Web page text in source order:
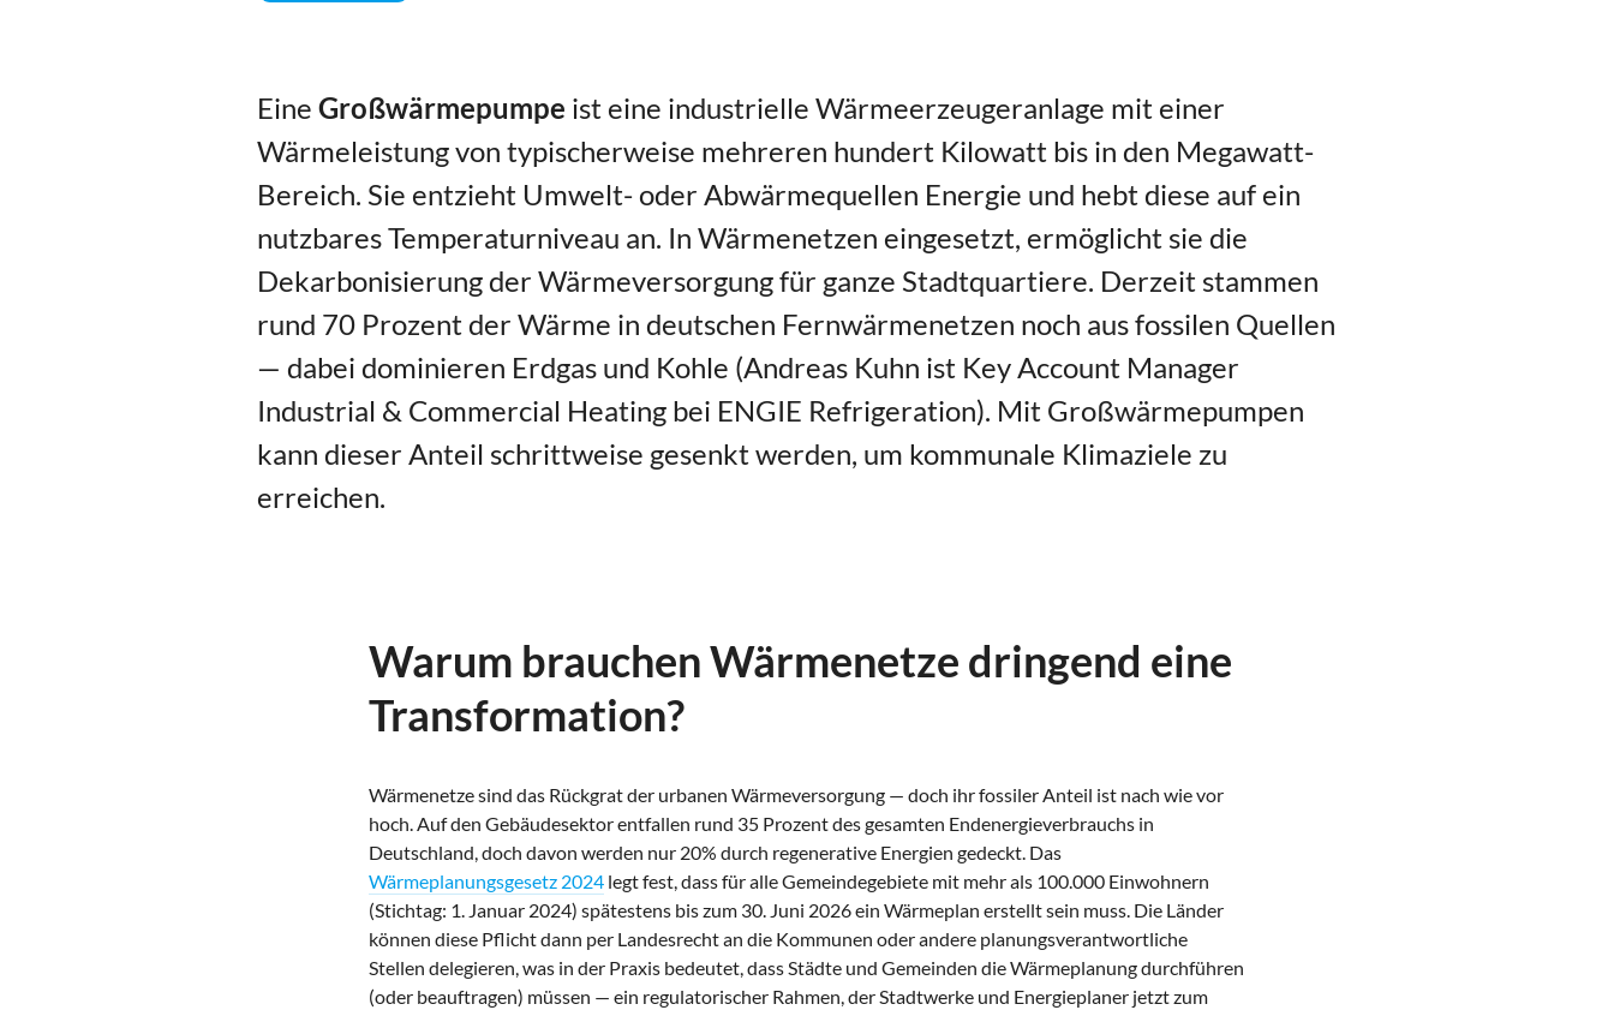
Eine Großwärmepumpe ist eine industrielle Wärmeerzeugeranlage mit einer
Wärmeleistung von typischerweise mehreren hundert Kilowatt bis in den Megawatt-
Bereich. Sie entzieht Umwelt- oder Abwärmequellen Energie und hebt diese auf ein
nutzbares Temperaturniveau an. In Wärmenetzen eingesetzt, ermöglicht sie die
Dekarbonisierung der Wärmeversorgung für ganze Stadtquartiere. Derzeit stammen
rund 70 Prozent der Wärme in deutschen Fernwärmenetzen noch aus fossilen Quellen
— dabei dominieren Erdgas und Kohle (Andreas Kuhn ist Key Account Manager
Industrial & Commercial Heating bei ENGIE Refrigeration). Mit Großwärmepumpen
kann dieser Anteil schrittweise gesenkt werden, um kommunale Klimaziele zu
erreichen.
Warum brauchen Wärmenetze dringend eine
Transformation?
Wärmenetze sind das Rückgrat der urbanen Wärmeversorgung — doch ihr fossiler Anteil ist nach wie vor
hoch. Auf den Gebäudesektor entfallen rund 35 Prozent des gesamten Endenergieverbrauchs in
Deutschland, doch davon werden nur 20% durch regenerative Energien gedeckt. Das
Wärmeplanungsgesetz 2024 legt fest, dass für alle Gemeindegebiete mit mehr als 100.000 Einwohnern
(Stichtag: 1. Januar 2024) spätestens bis zum 30. Juni 2026 ein Wärmeplan erstellt sein muss. Die Länder
können diese Pflicht dann per Landesrecht an die Kommunen oder andere planungsverantwortliche
Stellen delegieren, was in der Praxis bedeutet, dass Städte und Gemeinden die Wärmeplanung durchführen
(oder beauftragen) müssen — ein regulatorischer Rahmen, der Stadtwerke und Energieplaner jetzt zum